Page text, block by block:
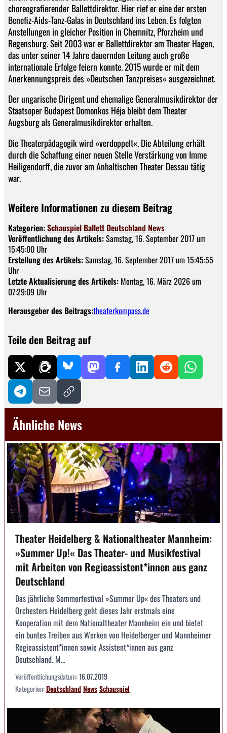
choreografierender Ballettdirektor. Hier rief er eine der ersten
Benefiz-Aids-Tanz-Galas in Deutschland ins Leben. Es folgten
Anstellungen in gleicher Position in Chemnitz, Pforzheim und
Regensburg. Seit 2003 war er Ballettdirektor am Theater Hagen,
das unter seiner 14 Jahre dauernden Leitung auch große
internationale Erfolge feiern konnte. 2015 wurde er mit dem
Anerkennungspreis des »Deutschen Tanzpreises« ausgezeichnet.
Der ungarische Dirigent und ehemalige Generalmusikdirektor der
Staatsoper Budapest Domonkos Héja bleibt dem Theater
Augsburg als Generalmusikdirektor erhalten.
Die Theaterpädagogik wird »verdoppelt«. Die Abteilung erhält
durch die Schaffung einer neuen Stelle Verstärkung von Imme
Heiligendorff, die zuvor am Anhaltischen Theater Dessau tätig
war.
Weitere Informationen zu diesem Beitrag
Kategorien:Schauspiel Ballett Deutschland News
Veröffentlichung des Artikels:Samstag, 16. September 2017 um
15:45:00 Uhr
Erstellung des Artikels:Samstag, 16. September 2017 um 15:45:55
Uhr
Letzte Aktualisierung des Artikels: Montag, 16. März 2026 um
07:29:09 Uhr
Herausgeber des Beitrags:theaterkompass.de
Teile den Beitrag auf
Ähnliche News
Theater Heidelberg & Nationaltheater Mannheim:
»Summer Up!« Das Theater- und Musikfestival
mit Arbeiten von Regieassistent*innen aus ganz
Deutschland
Das jährliche Sommerfestival »Summer Up« des Theaters und
Orchesters Heidelberg geht dieses Jahr erstmals eine
Kooperation mit dem Nationaltheater Mannheim ein und bietet
ein buntes Treiben aus Werken von Heidelberger und Mannheimer
Regieassistent*innen sowie Assistent*innen aus ganz
Deutschland. M...
Veröffentlichungsdatum:16.07.2019
Kategorien:DeutschlandNewsSchauspiel